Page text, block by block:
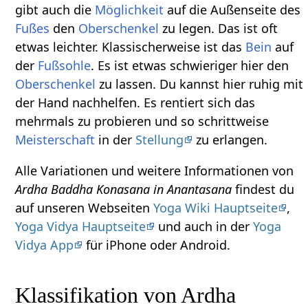
gibt auch die Möglichkeit auf die Außenseite des
Fußes den Oberschenkel zu legen. Das ist oft
etwas leichter. Klassischerweise ist das Bein auf
der Fußsohle. Es ist etwas schwieriger hier den
Oberschenkel zu lassen. Du kannst hier ruhig mit
der Hand nachhelfen. Es rentiert sich das
mehrmals zu probieren und so schrittweise
Meisterschaft in der Stellung
zu erlangen.
Alle Variationen und weitere Informationen von
Ardha Baddha Konasana in Anantasana findest du
auf unseren WebseitenYoga Wiki Hauptseite ,
Yoga Vidya Hauptseite
und auch in derYoga
Vidya App
für iPhone oder Android.
Klassifikation von Ardha